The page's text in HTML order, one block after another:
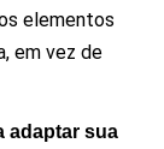
elementos
em vez de
adaptar sua